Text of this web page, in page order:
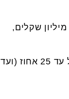
המחשה, מחירי הנדל"ן הריאליים ביהוד-מונוסון לדירות 4 חדרים חדשות נע כיום סביב 2.7 עד 3 מיליון שקלים,
המשמעות עבור הזוכים המאושרים היא דרמטית: רכישת דירה בלב אזור הביקוש בהנחה ממשלתית של עד 25 אחוז (ועד